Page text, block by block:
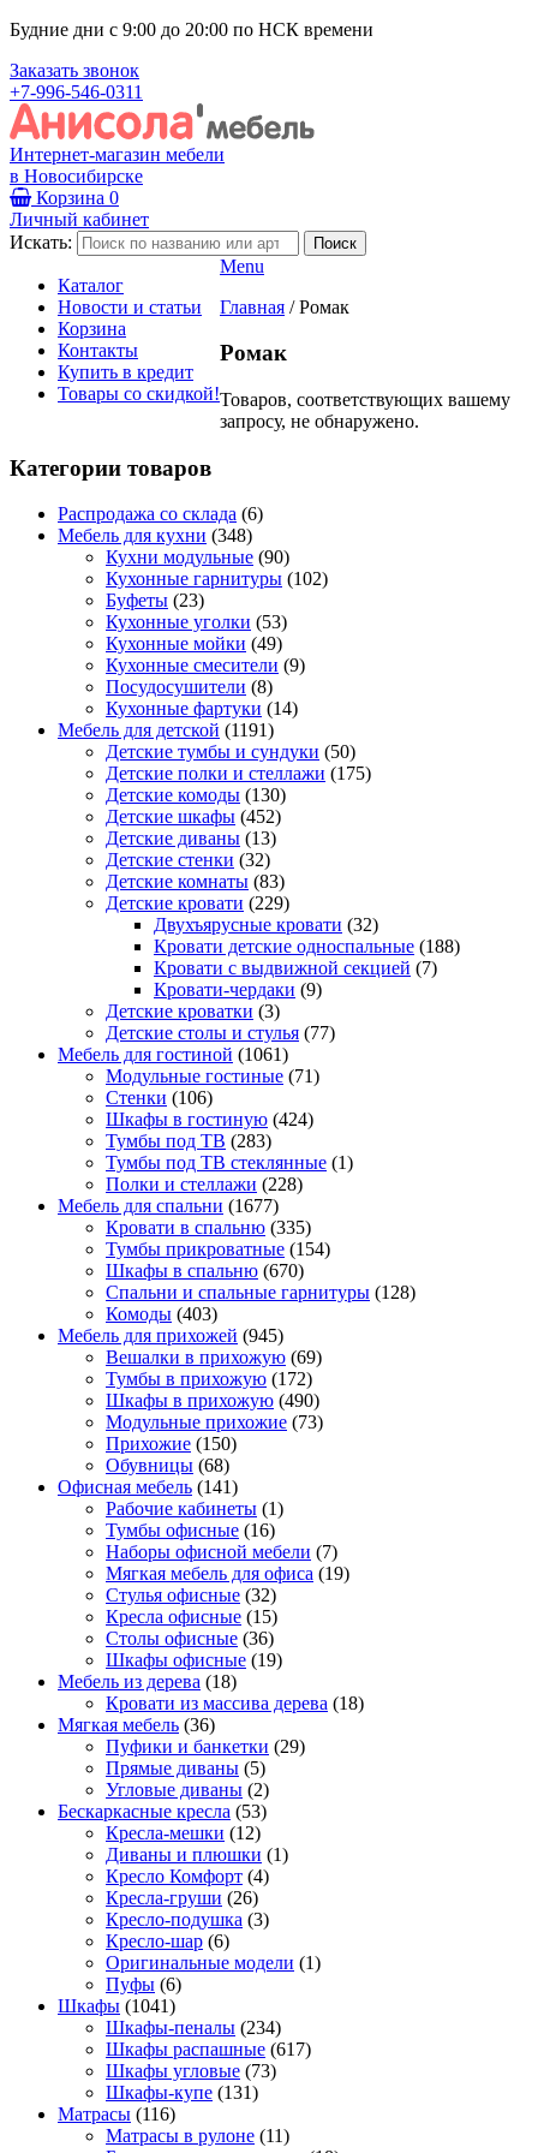
Будние дни с 9:00 до 20:00 по НСК времени
Заказать звонок
+7-996-546-0311
Интернет-магазин мебели
в Новосибирске
Корзина 0
Личный кабинет
Искать:
Каталог
Новости и статьи
Корзина
Контакты
Купить в кредит
Товары со скидкой!
Menu
Главная / Ромак
Ромак
Товаров, соответствующих вашему
запросу, не обнаружено.
Категории товаров
Распродажа со склада (6)
Мебель для кухни (348)
Кухни модульные (90)
Кухонные гарнитуры (102)
Буфеты (23)
Кухонные уголки (53)
Кухонные мойки (49)
Кухонные смесители (9)
Посудосушители (8)
Кухонные фартуки (14)
Мебель для детской (1191)
Детские тумбы и сундуки (50)
Детские полки и стеллажи (175)
Детские комоды (130)
Детские шкафы (452)
Детские диваны (13)
Детские стенки (32)
Детские комнаты (83)
Детские кровати (229)
Двухъярусные кровати (32)
Кровати детские односпальные (188)
Кровати с выдвижной секцией (7)
Кровати-чердаки (9)
Детские кроватки (3)
Детские столы и стулья (77)
Мебель для гостиной (1061)
Модульные гостиные (71)
Стенки (106)
Шкафы в гостиную (424)
Тумбы под ТВ (283)
Тумбы под ТВ стеклянные (1)
Полки и стеллажи (228)
Мебель для спальни (1677)
Кровати в спальню (335)
Тумбы прикроватные (154)
Шкафы в спальню (670)
Спальни и спальные гарнитуры (128)
Комоды (403)
Мебель для прихожей (945)
Вешалки в прихожую (69)
Тумбы в прихожую (172)
Шкафы в прихожую (490)
Модульные прихожие (73)
Прихожие (150)
Обувницы (68)
Офисная мебель (141)
Рабочие кабинеты (1)
Тумбы офисные (16)
Наборы офисной мебели (7)
Мягкая мебель для офиса (19)
Стулья офисные (32)
Кресла офисные (15)
Столы офисные (36)
Шкафы офисные (19)
Мебель из дерева (18)
Кровати из массива дерева (18)
Мягкая мебель (36)
Пуфики и банкетки (29)
Прямые диваны (5)
Угловые диваны (2)
Бескаркасные кресла (53)
Кресла-мешки (12)
Диваны и плюшки (1)
Кресло Комфорт (4)
Кресла-груши (26)
Кресло-подушка (3)
Кресло-шар (6)
Оригинальные модели (1)
Пуфы (6)
Шкафы (1041)
Шкафы-пеналы (234)
Шкафы распашные (617)
Шкафы угловые (73)
Шкафы-купе (131)
Матрасы (116)
Матрасы в рулоне (11)